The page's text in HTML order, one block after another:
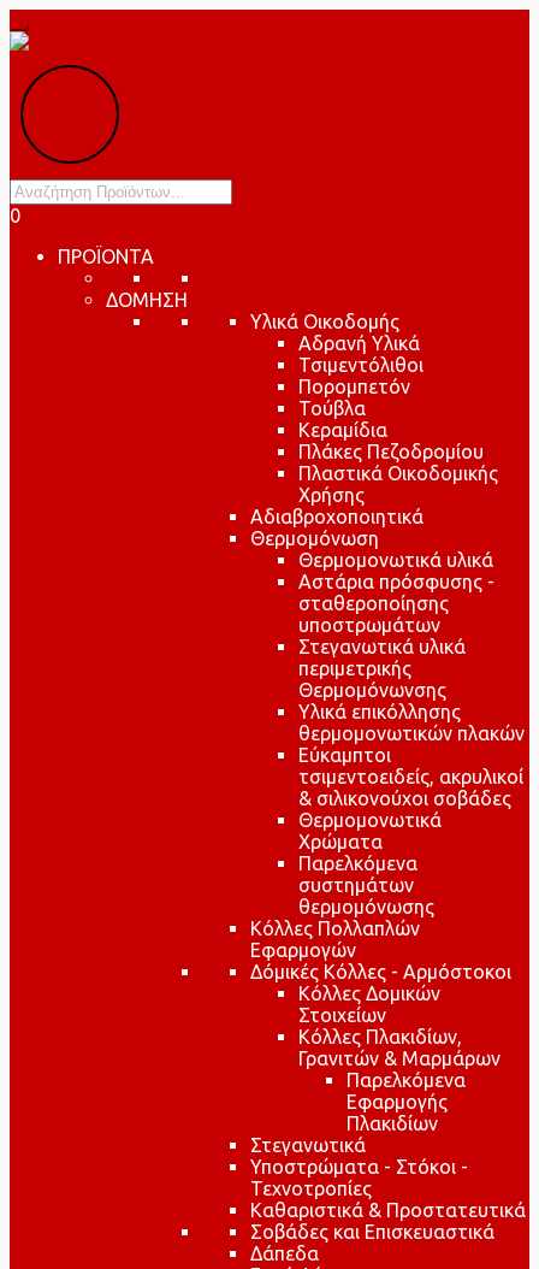
Products
search
0
ΠΡΟΪΟΝΤΑ
ΔΟΜΗΣΗ
Υλικά Οικοδομής
Αδρανή Υλικά
Τσιμεντόλιθοι
Πορομπετόν
Τούβλα
Κεραμίδια
Πλάκες Πεζοδρομίου
Πλαστικά Οικοδομικής
Χρήσης
Αδιαβροχοποιητικά
Θερμομόνωση
Θερμομονωτικά υλικά
Αστάρια πρόσφυσης -
σταθεροποίησης
υποστρωμάτων
Στεγανωτικά υλικά
περιμετρικής
Θερμομόνωνσης
Υλικά επικόλλησης
θερμομονωτικών πλακών
Εύκαμπτοι
τσιμεντοειδείς, ακρυλικοί
& σιλικονούχοι σοβάδες
Θερμομονωτικά
Χρώματα
Παρελκόμενα
συστημάτων
θερμομόνωσης
Κόλλες Πολλαπλών
Εφαρμογών
Δόμικές Κόλλες - Αρμόστοκοι
Κόλλες Δομικών
Στοιχείων
Κόλλες Πλακιδίων,
Γρανιτών & Μαρμάρων
Παρελκόμενα
Εφαρμογής
Πλακιδίων
Στεγανωτικά
Υποστρώματα - Στόκοι -
Τεχνοτροπίες
Καθαριστικά & Προστατευτικά
Σοβάδες και Επισκευαστικά
Δάπεδα